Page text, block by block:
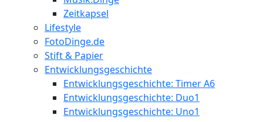
Zeitkapsel
Lifestyle
FotoDinge.de
Stift & Papier
Entwicklungsgeschichte
Entwicklungsgeschichte: Timer A6
Entwicklungsgeschichte: Duo1
Entwicklungsgeschichte: Uno1